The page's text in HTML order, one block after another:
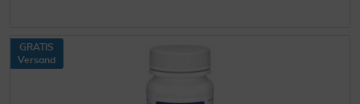
GRATIS
Versand